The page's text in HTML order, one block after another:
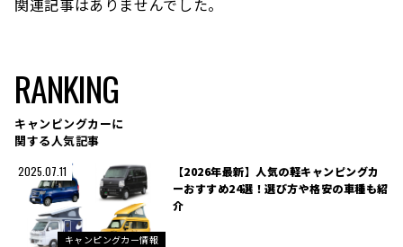
関連記事はありませんでした。
RANKING
キャンピングカーに
関する人気記事
2025.07.11
キャンピングカー情報
【2026年最新】人気の軽キャンピングカ
ーおすすめ24選！選び方や格安の車種も紹
介